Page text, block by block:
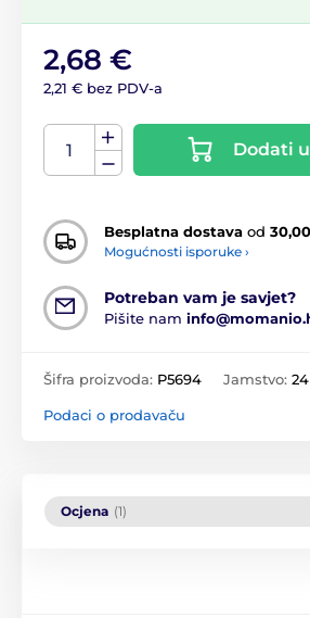
2,68 €
2,21 € bez PDV-a
Dodati
Besplatna dostava od
Mogućnosti isporuke ›
Potreban vam je savjet?
Pišite nam
Šifra proizvoda: P5694 Jamstvo:
Podaci o prodavaču
Ocjena (1)